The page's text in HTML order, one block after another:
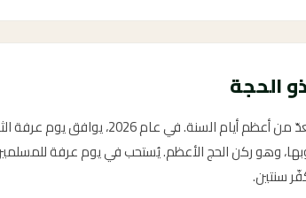
وهو ركن الحج الأعظم. يُستحب في يوم عرفة للمسلمين
سنتين.